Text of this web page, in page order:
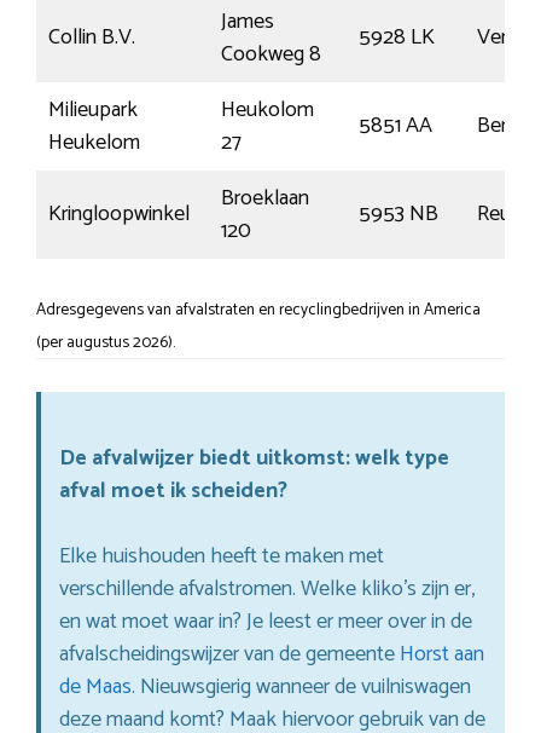
Collin B.V.
James
Cookweg 8
5928 LK
Venlo
Milieupark
Heukelom
Heukolom
27
5851 AA Bergen
Kringloopwinkel
Broeklaan
120
5953 NB Reuver
Adresgegevens van afvalstraten en recyclingbedrijven in America
(per augustus 2026).
De afvalwijzer biedt uitkomst: welk type
afval moet ik scheiden?
Elke huishouden heeft te maken met
verschillende afvalstromen. Welke kliko’s zijn er,
en wat moet waar in? Je leest er meer over in de
afvalscheidingswijzer van de gemeenteHorst aan
de Maas. Nieuwsgierig wanneer de vuilniswagen
deze maand komt? Maak hiervoor gebruik van de